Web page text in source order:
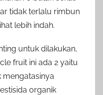
tidak terlalu rimbun
lebih indah.
untuk dilakukan,
fruit ini ada 2 yaitu
mengatasinya
organik